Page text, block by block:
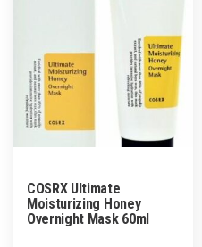
COSRX Ultimate
Moisturizing Honey
Overnight Mask 60ml